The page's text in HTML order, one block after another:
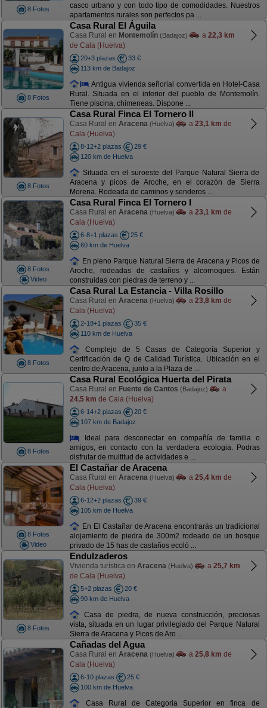
8 Fotos
casco urbano y con todo tipo de comodidades. Nuestros
apartamentos rurales son perfectos pa ...
8 Fotos
Casa Rural El Águila
Casa Rural en Montemolín (Badajoz) a 22,3 km
de Cala (Huelva)
20+3 plazas
33 €
113 km de Badajoz
Antigua vivienda señorial convertida en Hotel-Casa
Rural. Situada en el interior del pueblo de Montemolín.
Tiene piscina, chimeneas. Dispone ...
8 Fotos
Casa Rural Finca El Tornero II
Casa Rural en Aracena (Huelva) a 23,1 km de
Cala (Huelva)
8-12+2 plazas
29 €
120 km de Huelva
Situada en el suroeste del Parque Natural Sierra de
Aracena y picos de Aroche, en el corazón de Sierra
Morena. Rodeada de caminos y senderos ...
8 Fotos
Video
Casa Rural Finca El Tornero I
Casa Rural en Aracena (Huelva) a 23,1 km de
Cala (Huelva)
6-8+1 plazas
25 €
60 km de Huelva
En pleno Parque Natural Sierra de Aracena y Picos de
Aroche, rodeadas de castaños y alcornoques. Están
construidas con piedras de terreno y ...
8 Fotos
Casa Rural La Estancia - Villa Rosillo
Casa Rural en Aracena (Huelva) a 23,8 km de
Cala (Huelva)
2-18+1 plazas
35 €
110 km de Huelva
Complejo de 5 Casas de Categoría Superior y
Certificación de Q de Calidad Turística. Ubicación en el
centro de Aracena, junto a la Plaza de ...
8 Fotos
Casa Rural Ecológica Huerta del Pirata
Casa Rural en Fuente de Cantos (Badajoz)
a
24,5 km de Cala (Huelva)
6-14+2 plazas
20 €
107 km de Badajoz
Ideal para desconectar en compañía de familia o
amigos, en contacto con la verdadera ecologia. Podras
disfrutar de multitud de actividades e ...
8 Fotos
Video
El Castañar de Aracena
Casa Rural en Aracena (Huelva) a 25,4 km de
Cala (Huelva)
6-12+2 plazas
39 €
105 km de Huelva
En El Castañar de Aracena encontrarás un tradicional
alojamiento de piedra de 300m2 rodeado de un bosque
privado de 15 has de castaños ecoló ...
8 Fotos
Endulzaderos
Vivienda turística en Aracena (Huelva) a 25,7 km
de Cala (Huelva)
5+2 plazas
20 €
90 km de Huelva
Casa de piedra, de nueva construcción, preciosas
vista, situada en un lugar privilegiado del Parque Natural
Sierra de Aracena y Picos de Aro ...
Cañadas del Agua
Casa Rural en Aracena (Huelva) a 25,8 km de
Cala (Huelva)
6-10 plazas
25 €
100 km de Huelva
Casa Rural de Categoria Superior en finca de